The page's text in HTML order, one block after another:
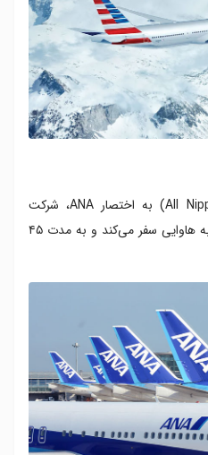
آل نیپون ایرویز (All Nippon Airways) به اختصار ANA، شرکت
هواپیمایی ژاپنی است که امروزه به هاوایی سفر می‌کند و به مدت ۴۵